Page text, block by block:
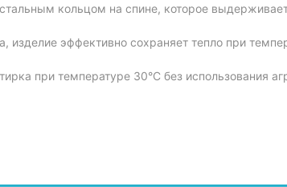
кольцом на спине, которое
изделие эффективно сохраняет тепло при
при температуре 30°C без использования